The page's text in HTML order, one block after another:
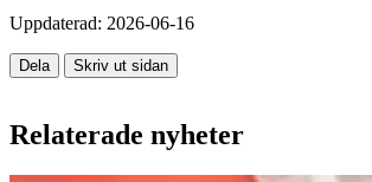
Uppdaterad: 2026-06-16
Dela Skriv ut sidan
Relaterade nyheter